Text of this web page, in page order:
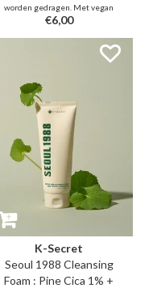
worden gedragen. Met vegan
PDRN verbetert het de
elasticiteit voor een stevigere,
gelifte look. Het biedt een
gevoelige huid kalmeert voor een
stralende teint
€6,00
K-Secret
Seoul 1988 Cleansing
Foam : Pine Cica 1% +